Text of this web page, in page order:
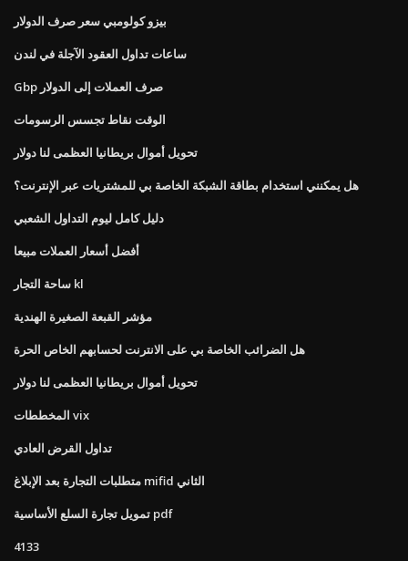
بيزو كولومبي سعر صرف الدولار
ساعات تداول العقود الآجلة في لندن
Gbp صرف العملات إلى الدولار
الوقت نقاط تجسس الرسومات
تحويل أموال بريطانيا العظمى لنا دولار
هل يمكنني استخدام بطاقة الشبكة الخاصة بي للمشتريات عبر الإنترنت؟
دليل كامل ليوم التداول الشعبي
أفضل أسعار العملات مبيعا
ساحة التجار kl
مؤشر القبعة الصغيرة الهندية
هل الضرائب الخاصة بي على الانترنت لحسابهم الخاص الحرة
تحويل أموال بريطانيا العظمى لنا دولار
المخططات vix
تداول القرض العادي
متطلبات التجارة بعد الإبلاغ mifid الثاني
تمويل تجارة السلع الأساسية pdf
4133